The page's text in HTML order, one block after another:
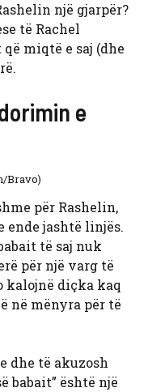
një gjarpër?
të Rachel
që miqtë e saj (dhe
e
Bravo)
për Rashelin,
jashtë linjës.
të saj nuk
për një varg të
kalojnë diçka kaq
në mënyra për të
dhe të akuzosh
babait” është një